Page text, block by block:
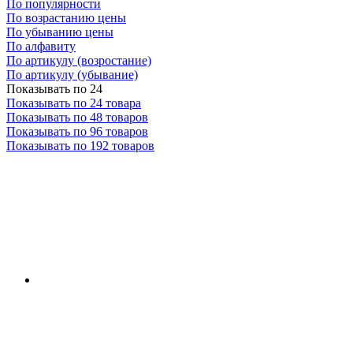
По популярности
По возрастанию цены
По убыванию цены
По алфавиту
По артикулу (возростание)
По артикулу (убывание)
Показывать по 24
Показывать по 24 товара
Показывать по 48 товаров
Показывать по 96 товаров
Показывать по 192 товаров